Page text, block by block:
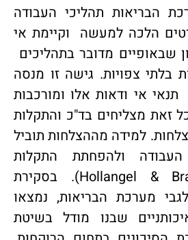
הבריאות תהליכי העבודה
הלכה למעשה וקיימת אי
שבאופיים מדובר בתהליכים
בלתי צפויות. גישה זו מנסה
אי ודאות אלו ומורכבות
זאת מצליחים בד"כ והתקלות
למידה מההצלחות תוביל
ולהפחתת התקלות
(Hollangel & Braithwaite, 2015). בסקירת
מערכת הבריאות, נמצאו
שבנו מודל בשיטת